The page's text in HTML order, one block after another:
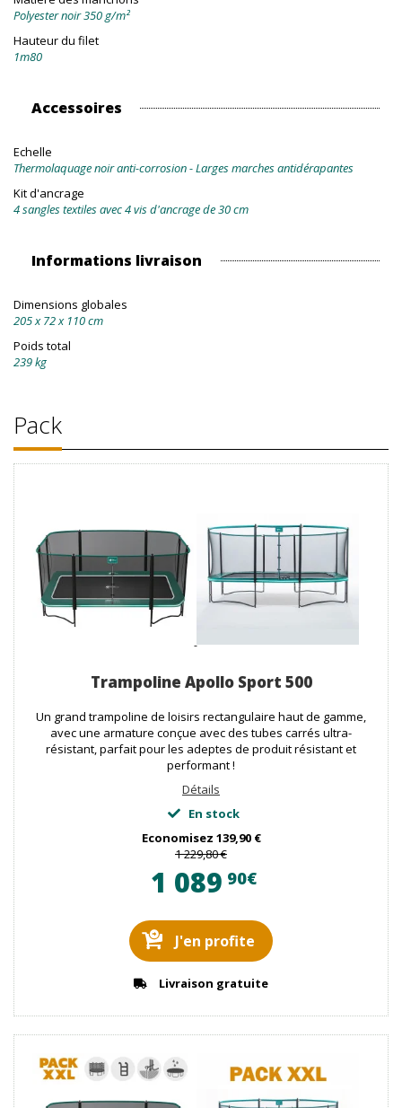
Polyester noir 350 g/m²
Hauteur du filet
1m80
Accessoires
Echelle
Thermolaquage noir anti-corrosion - Larges marches antidérapantes
Kit d'ancrage
4 sangles textiles avec 4 vis d'ancrage de 30 cm
Informations livraison
Dimensions globales
205 x 72 x 110 cm
Poids total
239 kg
Pack
Trampoline Apollo Sport 500
Un grand trampoline de loisirs rectangulaire haut de gamme,
avec une armature conçue avec des tubes carrés ultra-
résistant, parfait pour les adeptes de produit résistant et
performant !
Détails
En stock
Economisez 139,90 €
1 229,80 €
1 089 90€
J'en profite
Livraison gratuite